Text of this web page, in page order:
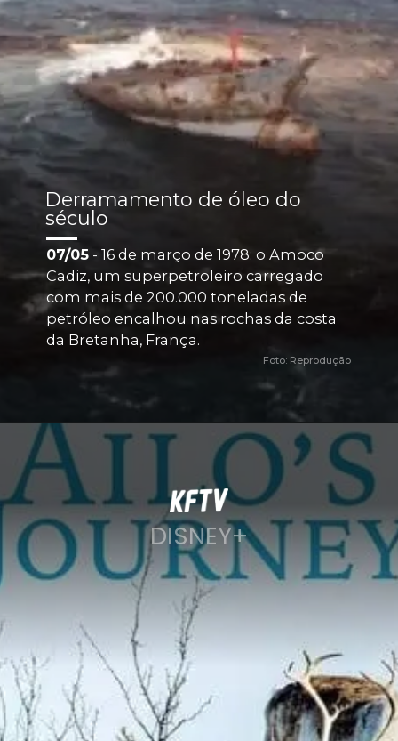
Derramamento de óleo do
século
07/05 - 16 de março de 1978: o Amoco
Cadiz, um superpetroleiro carregado
com mais de 200.000 toneladas de
petróleo encalhou nas rochas da costa
da Bretanha, França.
Foto: Reprodução
DISNEY+